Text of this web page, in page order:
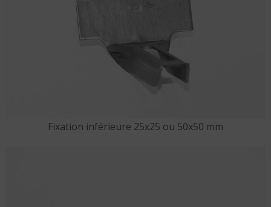
Fixation inférieure 25x25 ou 50x50 mm